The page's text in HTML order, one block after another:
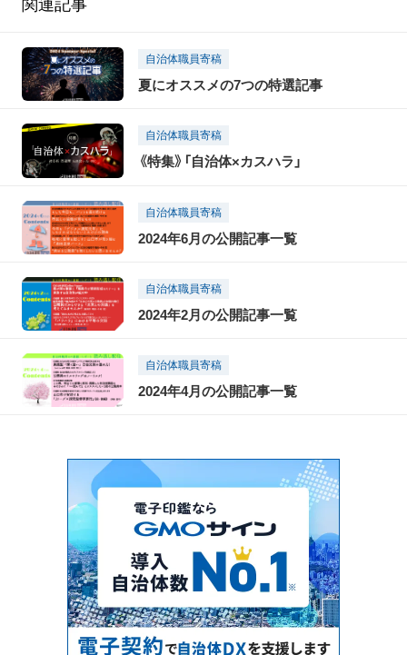
関連記事
自治体職員寄稿
夏にオススメの7つの特選記事
自治体職員寄稿
《特集》「自治体×カスハラ」
自治体職員寄稿
2024年6月の公開記事一覧
自治体職員寄稿
2024年2月の公開記事一覧
自治体職員寄稿
2024年4月の公開記事一覧